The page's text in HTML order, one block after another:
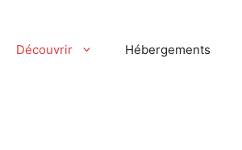
Découvrir Hébergements